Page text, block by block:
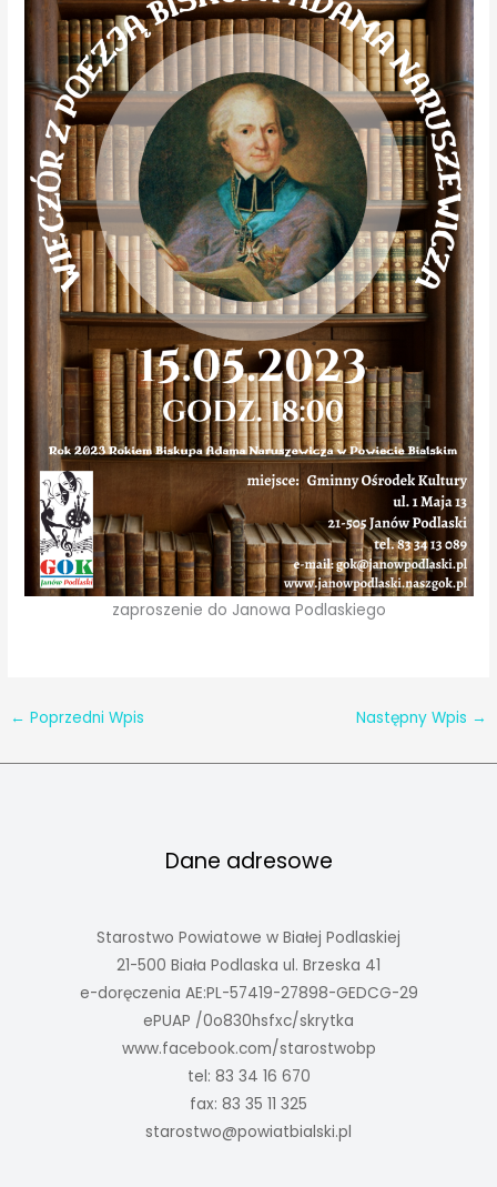
zaproszenie do Janowa Podlaskiego
← Poprzedni Wpis Następny Wpis →
Dane adresowe
Starostwo Powiatowe w Białej Podlaskiej
21-500 Biała Podlaska ul. Brzeska 41
e-doręczenia AE:PL-57419-27898-GEDCG-29
ePUAP /0o830hsfxc/skrytka
www.facebook.com/starostwobp
tel: 83 34 16 670
fax: 83 35 11 325
starostwo@powiatbialski.pl